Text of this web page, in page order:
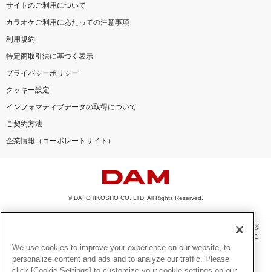
サイトのご利用について
カラオケご利用にあたっての注意事項
利用規約
特定商取引法に基づく表示
プライバシーポリシー
クッキー設定
インフォマティブデータの取得について
ご契約方法
企業情報（コーポレートサイト）
© DAIICHIKOSHO CO.,LTD. All Rights Reserved.
このサイトに掲載されている一切の文章・画像・写真・動画・音声等を、手段や形態
を問わず、著作権法の定める範囲を超えて無断で複製、転載、ファイル化などするこ
とを禁じます。
楽曲及びコンテンツは、機種によりご利用いただけない場合があります。
We use cookies to improve your experience on our website, to
personalize content and ads and to analyze our traffic. Please